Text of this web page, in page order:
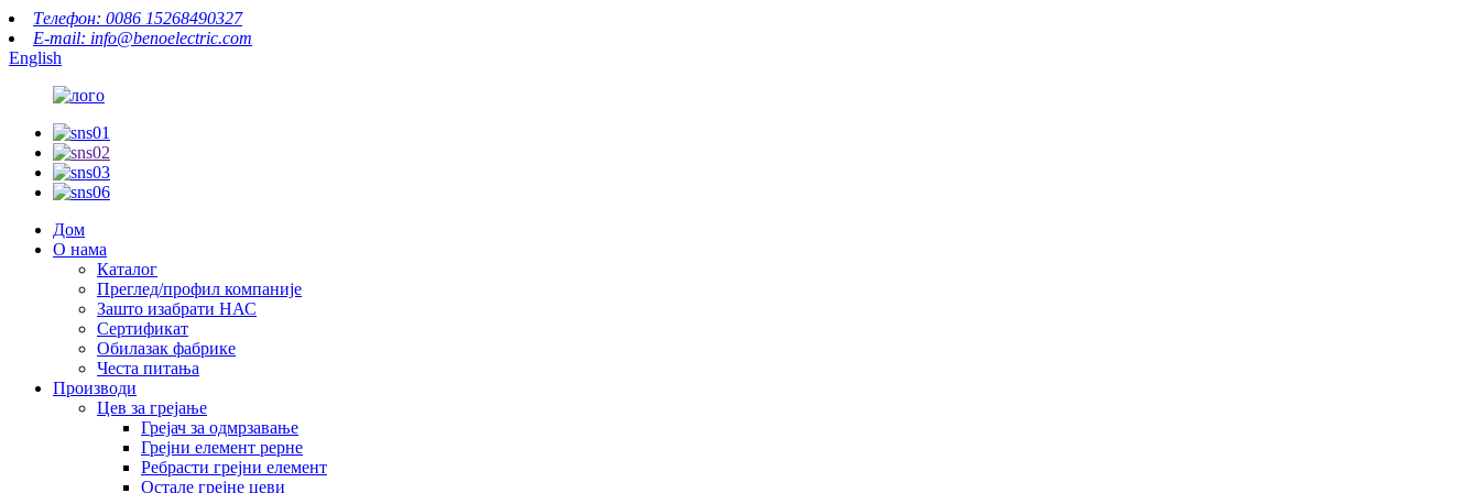
Телефон: 0086 15268490327
E-mail: info@benoelectric.com
English
Дом
О нама
Каталог
Преглед/профил компаније
Зашто изабрати НАС
Сертификат
Обилазак фабрике
Честа питања
Производи
Цев за грејање
Грејач за одмрзавање
Грејни елемент рерне
Ребрасти грејни елемент
Остале грејне цеви